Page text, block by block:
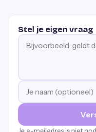
Stel je eigen vraag